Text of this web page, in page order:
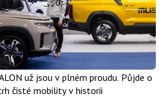
už jsou v plném proudu. Půjde o
čisté mobility v historii